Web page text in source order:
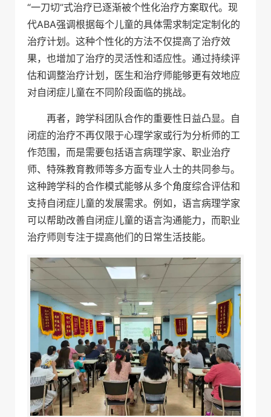
“一刀切”式治疗已逐渐被个性化治疗方案取代。现
代ABA强调根据每个儿童的具体需求制定定制化的
治疗计划。这种个性化的方法不仅提高了治疗效
果，也增加了治疗的灵活性和适应性。通过持续评
估和调整治疗计划，医生和治疗师能够更有效地应
对自闭症儿童在不同阶段面临的挑战。
再者，跨学科团队合作的重要性日益凸显。自
闭症的治疗不再仅限于心理学家或行为分析师的工
作范围，而是需要包括语言病理学家、职业治疗
师、特殊教育教师等多方面专业人士的共同参与。
这种跨学科的合作模式能够从多个角度综合评估和
支持自闭症儿童的发展需求。例如，语言病理学家
可以帮助改善自闭症儿童的语言沟通能力，而职业
治疗师则专注于提高他们的日常生活技能。